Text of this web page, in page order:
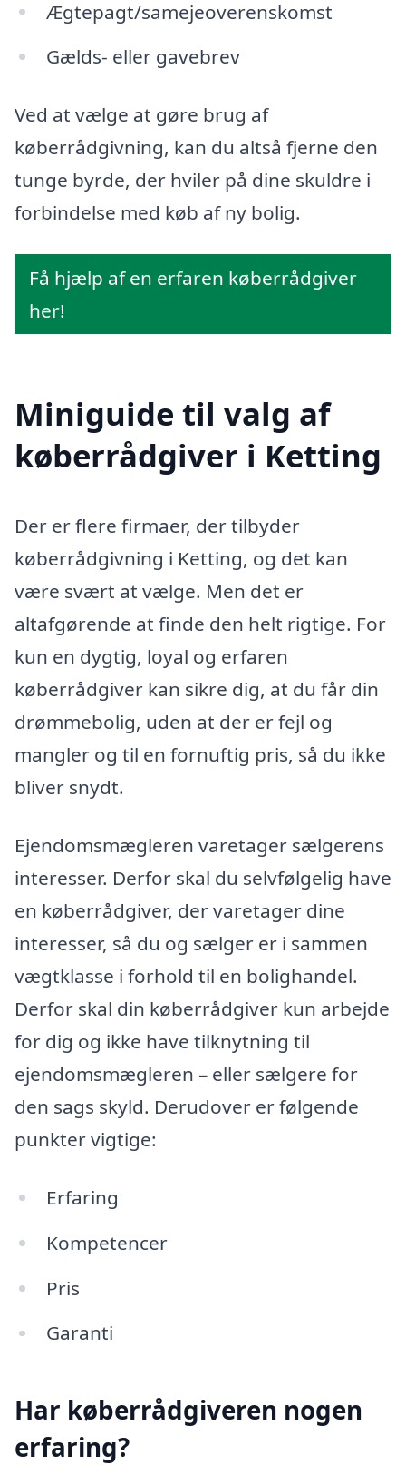
Ægtepagt/samejeoverenskomst
Gælds- eller gavebrev
Ved at vælge at gøre brug af
køberrådgivning, kan du altså fjerne den
tunge byrde, der hviler på dine skuldre i
forbindelse med køb af ny bolig.
Få hjælp af en erfaren køberrådgiver
her!
Miniguide til valg af
køberrådgiver i Ketting
Der er flere firmaer, der tilbyder
køberrådgivning i Ketting, og det kan
være svært at vælge. Men det er
altafgørende at finde den helt rigtige. For
kun en dygtig, loyal og erfaren
køberrådgiver kan sikre dig, at du får din
drømmebolig, uden at der er fejl og
mangler og til en fornuftig pris, så du ikke
bliver snydt.
Ejendomsmægleren varetager sælgerens
interesser. Derfor skal du selvfølgelig have
en køberrådgiver, der varetager dine
interesser, så du og sælger er i sammen
vægtklasse i forhold til en bolighandel.
Derfor skal din køberrådgiver kun arbejde
for dig og ikke have tilknytning til
ejendomsmægleren – eller sælgere for
den sags skyld. Derudover er følgende
punkter vigtige:
Erfaring
Kompetencer
Pris
Garanti
Har køberrådgiveren nogen
erfaring?